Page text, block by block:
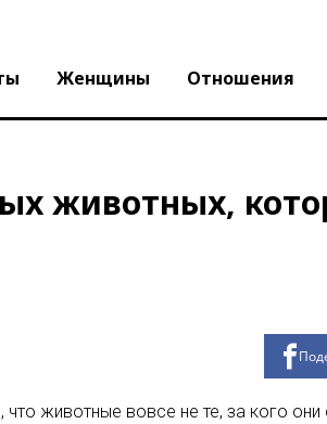
Женщины Отношения
животных,
что животные вовсе не те, за кого